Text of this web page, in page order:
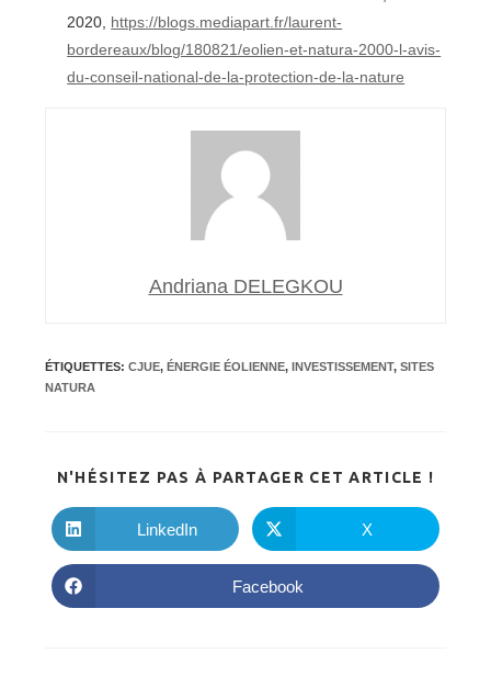
2020, https://blogs.mediapart.fr/laurent-
bordereaux/blog/180821/eolien-et-natura-2000-l-avis-
du-conseil-national-de-la-protection-de-la-nature
Andriana DELEGKOU
ÉTIQUETTES:CJUE, ÉNERGIE ÉOLIENNE, INVESTISSEMENT, SITES
NATURA
N'HÉSITEZ PAS À PARTAGER CET ARTICLE !
Ouvrir
dans
une
LinkedIn
Ouvrir
dans
une
X
Ouvrir
dans
Facebook